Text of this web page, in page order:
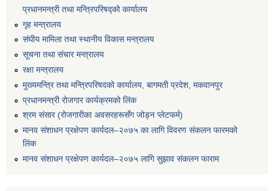
प्रधानमन्त्री तथा मन्त्रिपरिषद्को कार्यालय
गृह मन्त्रालय
संघीय मामिला तथा स्थानीय विकास मन्त्रालय
सूचना तथा संचार मन्त्रालय
रक्षा मन्त्रालय
मुख्यमन्त्रि तथा मन्त्रिपरिषदको कार्यालय, बागमती प्रदेश, मकवानपुर
प्रधानमन्त्री रोजगार कार्यक्रमको लिंक
श्रम संसार (रोजगारीका अवसरहरूसँग जोड्न प्लेटफर्म)
मानव संशाधन प्रक्षेपण कार्यदल–२०७५ का लागि विवरण संकलन फारमको
लिंक
मानव संशाधन प्रक्षेपण कार्यदल–२०७५ लागि सुझाव संकलन फाराम